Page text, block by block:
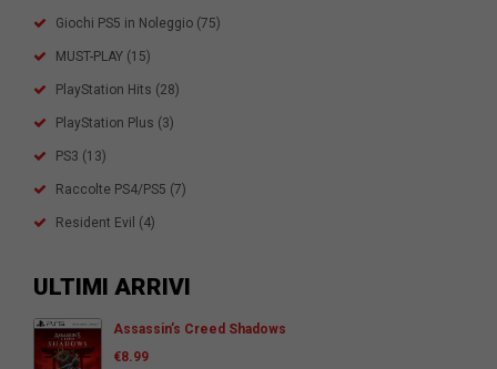
Giochi PS5 in Noleggio (75)
MUST-PLAY (15)
PlayStation Hits (28)
PlayStation Plus (3)
PS3 (13)
Raccolte PS4/PS5 (7)
Resident Evil (4)
ULTIMI ARRIVI
Assassin’s Creed Shadows
€8.99